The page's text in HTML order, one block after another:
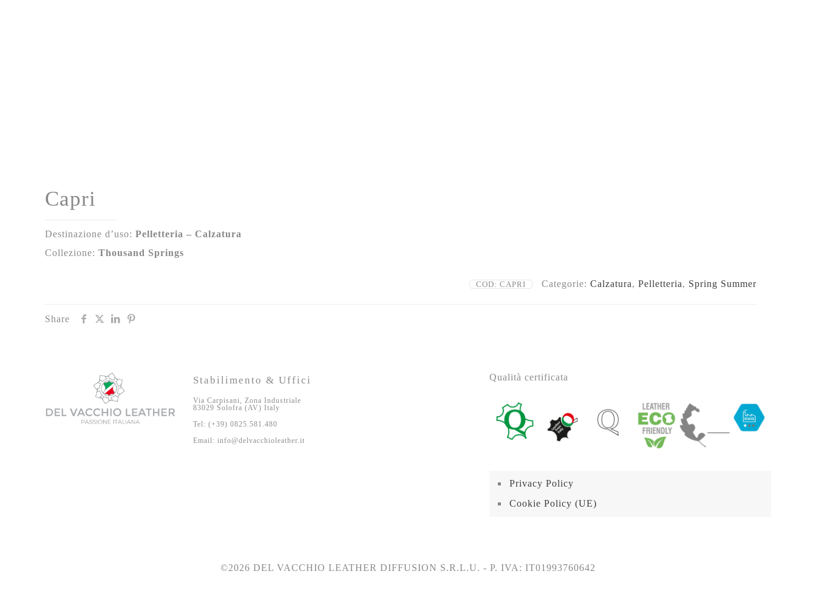
Capri
Destinazione d’uso: Pelletteria – Calzatura
Collezione: Thousand Springs
COD: CAPRI Categorie: Calzatura, Pelletteria, Spring Summer
Share
Stabilimento & Uffici
Via Carpisani, Zona Industriale
83029 Solofra (AV) Italy
Tel: (+39) 0825.581.480
Email: info@delvacchioleather.it
Qualità certificata
Privacy Policy
Cookie Policy (UE)
©2026 DEL VACCHIO LEATHER DIFFUSION S.R.L.U. - P. IVA: IT01993760642